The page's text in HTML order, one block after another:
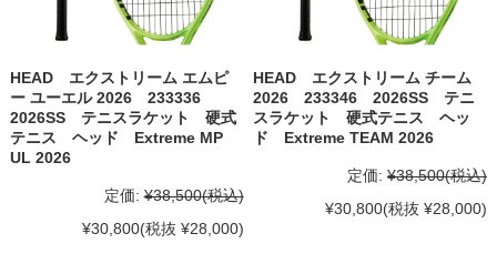
HEAD エクストリーム エムピ
ー ユーエル 2026 233336
2026SS テニスラケット 硬式
テニス ヘッド Extreme MP
UL 2026
定価: ¥38,500(税込)
¥30,800(税抜 ¥28,000)
HEAD エクストリーム チーム
2026 233346 2026SS テニ
スラケット 硬式テニス ヘッ
ド Extreme TEAM 2026
定価: ¥38,500(税込)
¥30,800(税抜 ¥28,000)